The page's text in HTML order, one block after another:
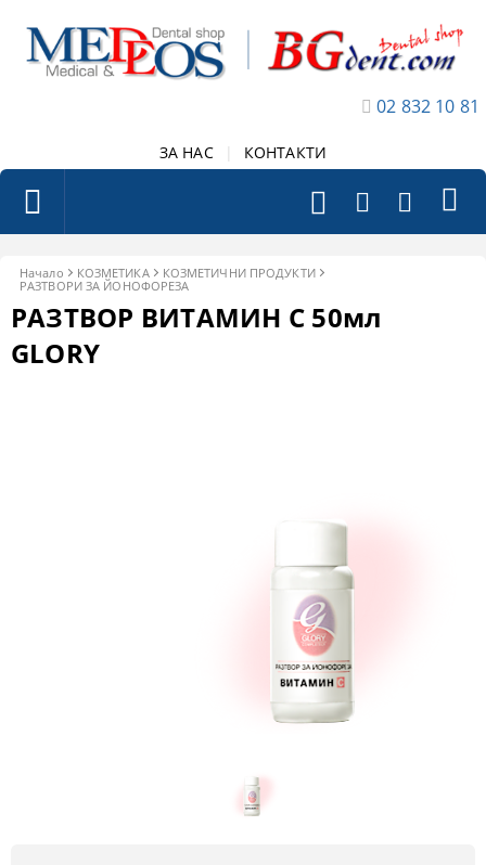
02 832 10 81
ЗА НАС КОНТАКТИ
Начало КОЗМЕТИКА
КОЗМЕТИЧНИ ПРОДУКТИ
РАЗТВОРИ ЗА ЙОНОФОРЕЗА
РАЗТВОР ВИТАМИН С 50мл
GLORY